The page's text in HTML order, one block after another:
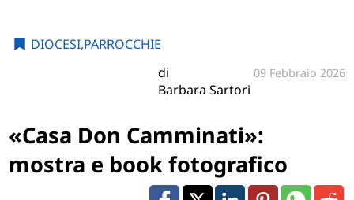
DIOCESI,PARROCCHIE
di
Barbara Sartori
09 Febbraio 2026
«Casa Don Camminati»:
mostra e book fotografico